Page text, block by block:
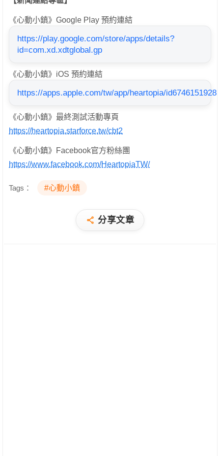
《心動小鎮》Google Play 預約連結
https://play.google.com/store/apps/details?
id=com.xd.xdtglobal.gp
《心動小鎮》iOS 預約連結
https://apps.apple.com/tw/app/heartopia/id6746151928
《心動小鎮》最終測試活動專頁
https://heartopia.starforce.tw/cbt2
《心動小鎮》Facebook官方粉絲團
https://www.facebook.com/HeartopiaTW/
Tags： #心動小鎮
分享文章